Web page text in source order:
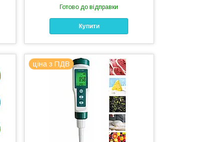
Готово до відправки
Купити
ціна з ПДВ